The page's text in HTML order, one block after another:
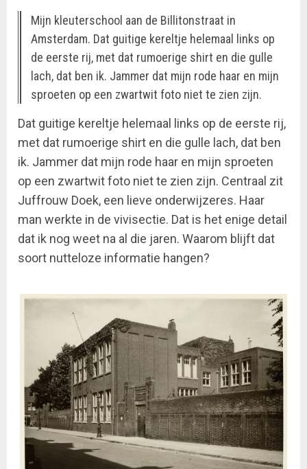
Mijn kleuterschool aan de Billitonstraat in
Amsterdam. Dat guitige kereltje helemaal links op
de eerste rij, met dat rumoerige shirt en die gulle
lach, dat ben ik. Jammer dat mijn rode haar en mijn
sproeten op een zwartwit foto niet te zien zijn.
Dat guitige kereltje helemaal links op de eerste rij,
met dat rumoerige shirt en die gulle lach, dat ben
ik. Jammer dat mijn rode haar en mijn sproeten
op een zwartwit foto niet te zien zijn. Centraal zit
Juffrouw Doek, een lieve onderwijzeres. Haar
man werkte in de vivisectie. Dat is het enige detail
dat ik nog weet na al die jaren. Waarom blijft dat
soort nutteloze informatie hangen?